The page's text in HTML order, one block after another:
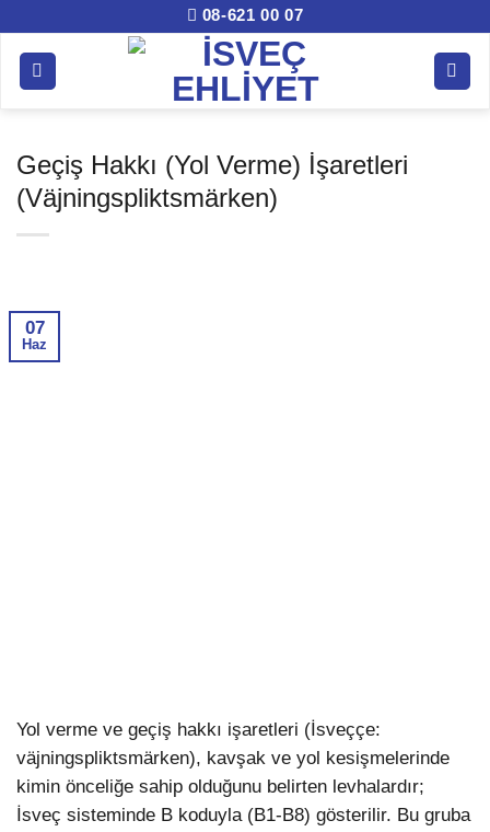
08-621 00 07
Geçiş Hakkı (Yol Verme) İşaretleri
(Väjningspliktsmärken)
07
Haz
Yol verme ve geçiş hakkı işaretleri (İsveççe:
väjningspliktsmärken), kavşak ve yol kesişmelerinde
kimin önceliğe sahip olduğunu belirten levhalardır;
İsveç sisteminde B koduyla (B1-B8) gösterilir. Bu gruba